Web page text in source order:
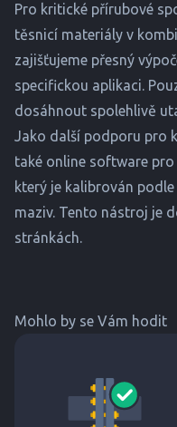
Pro kritické přírubové
těsnicí materiály v
zajišťujeme přesný
specifickou aplikaci.
dosáhnout spolehlivě
Jako další podporu pro
také online software
který je kalibrován
maziv. Tento nástroj je
stránkách.
Mohlo by se Vám hodit